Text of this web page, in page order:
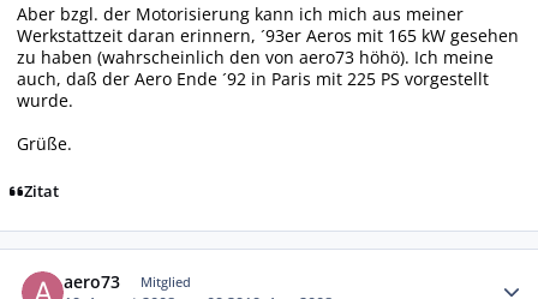
Aber bzgl. der Motorisierung kann ich mich aus meiner
Werkstattzeit daran erinnern, ´93er Aeros mit 165 kW gesehen
zu haben (wahrscheinlich den von aero73 höhö). Ich meine
auch, daß der Aero Ende ´92 in Paris mit 225 PS vorgestellt
wurde.
Grüße.
Zitat
aero73 Mitglied